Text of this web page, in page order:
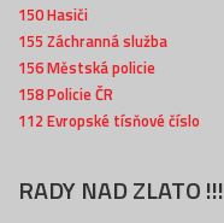
150 Hasiči
155 Záchranná služba
156 Městská policie
158 Policie ČR
112 Evropské tísňové číslo
RADY NAD ZLATO !!!